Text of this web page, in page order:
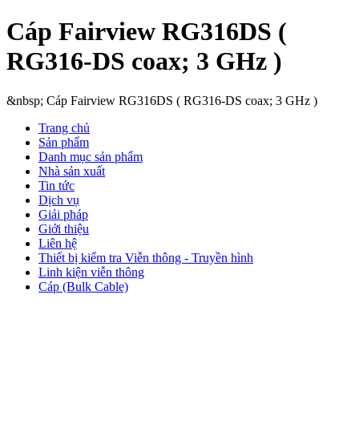
Cáp Fairview RG316DS (
RG316-DS coax; 3 GHz )
&nbsp; Cáp Fairview RG316DS ( RG316-DS coax; 3 GHz )
Trang chủ
Sản phẩm
Danh mục sản phẩm
Nhà sản xuất
Tin tức
Dịch vụ
Giải pháp
Giới thiệu
Liên hệ
Thiết bị kiểm tra Viễn thông - Truyền hình
Linh kiện viễn thông
Cáp (Bulk Cable)